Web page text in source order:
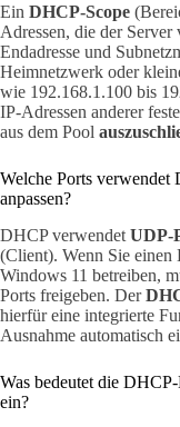
Ein DHCP-Scope
Adressen, die der Server
Endadresse und
Heimnetzwerk oder
wie 192.168.1.100 bis
IP-Adressen anderer
aus dem Pool
Welche Ports verwendet
anpassen?
DHCP verwendet UDP-
(Client). Wenn Sie
Windows 11 betreiben,
Ports freigeben. Der
hierfür eine integrierte
Ausnahme automatisch
Was bedeutet die
ein?